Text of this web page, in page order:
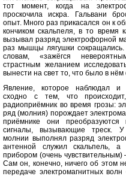
тот момент, когда на
проскочила искра. Гальвани
опыт. Много раз прикасался он к
кончиком скальпеля, в то время
вызывал разряд электрофорной
раз мышцы лягушки сокращались.
словам, «зажёгся
страстным желанием
вынести на свет то, что было в нём
Явление, которое наблюдал и
сходно с тем, что
радиоприёмник во время грозы:
ряд (молния) порождает
приёмнике они пре­образуются
сигналы, вызывающие треск.
молнии выполнял разряд
антенной служил скальпель, а
прибо­ром (очень
Сам он, конечно, ничего об этом
передаче электромагнитных